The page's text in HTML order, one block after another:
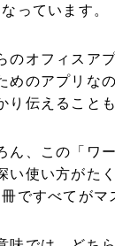
っています。
のオフィスア
めのアプリな
り伝えること
ん、この「ワ
い使い方がた
冊ですべてがマ